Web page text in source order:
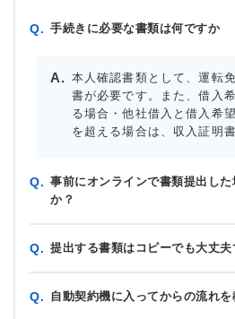
Q. 手続きに必要な書類は何ですか
本人確認書類として、運転
書が必要です。また、借入
る場合・他社借入と借入希
を超える場合は、収入証明
Q. 事前にオンラインで書類提出し
か？
Q. 提出する書類はコピーでも大丈夫
Q. 自動契約機に入ってからの流れ